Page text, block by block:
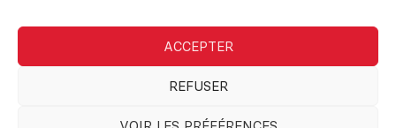
ACCEPTER
REFUSER
ac.reiriopenicnarf@enicnarf
Parcourir le contenu...